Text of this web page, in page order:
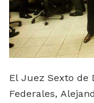
El Juez Sexto de
Federales,